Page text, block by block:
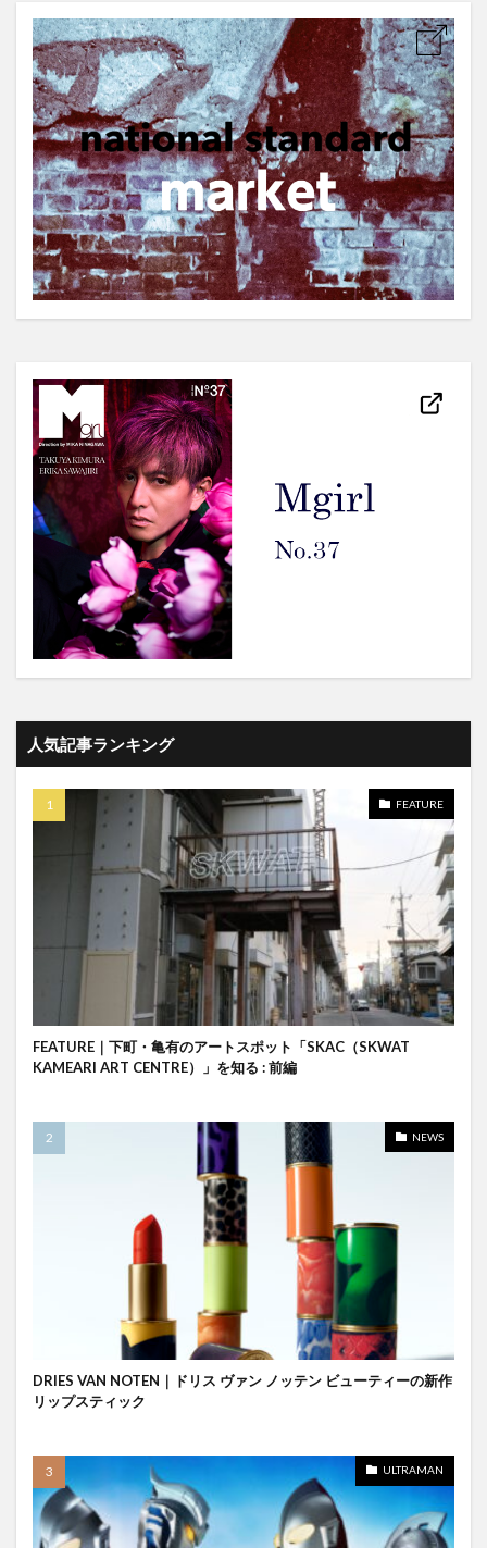
人気記事ランキング
FEATURE
FEATURE｜下町・亀有のアートスポット「SKAC（SKWAT
KAMEARI ART CENTRE）」を知る : 前編
NEWS
DRIES VAN NOTEN｜ドリス ヴァン ノッテン ビューティーの新作
リップスティック
ULTRAMAN